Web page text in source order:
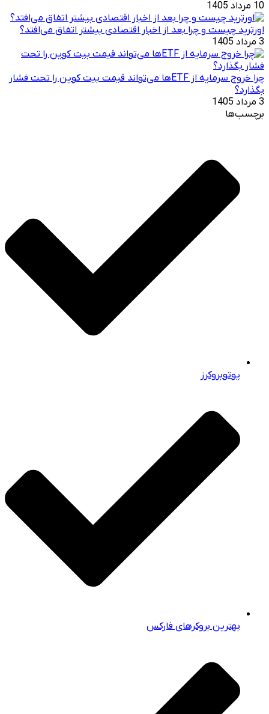
10 مرداد 1405
اورترید چیست و چرا بعد از اخبار اقتصادی بیشتر اتفاق می‌افتد؟
3 مرداد 1405
چرا خروج سرمایه از ETFها می‌تواند قیمت بیت‌ کوین را تحت فشار
بگذارد؟
3 مرداد 1405
برچسب‌ها
یوتوبروکرز
بهترین بروکرهای فارکس